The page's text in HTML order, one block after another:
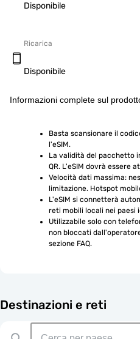
Disponibile
Ricarica
Disponibile
Informazioni complete sul
Basta scansionare il
l'eSIM.
La validità del pacchetto
QR. L'eSIM dovrà essere
Velocità dati massima:
limitazione. Hotspot
L'eSIM si connetterà
reti mobili locali nei paesi
Utilizzabile solo con
non bloccati
sezione FAQ.
Destinazioni e reti